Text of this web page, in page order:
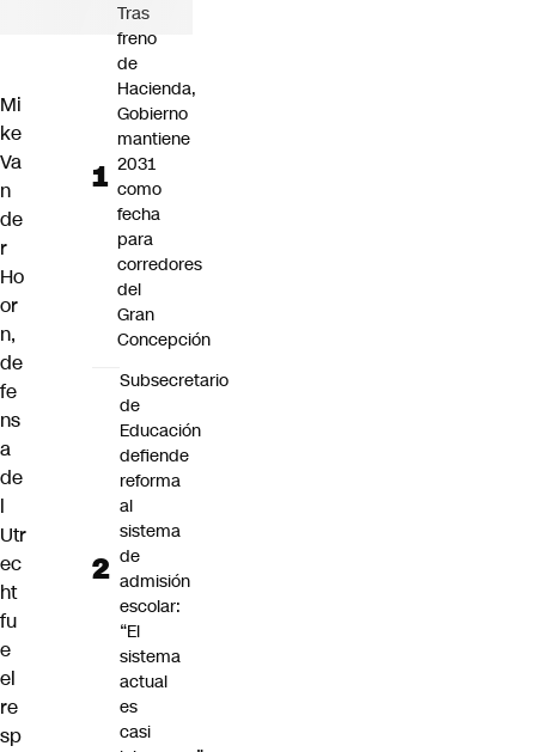
Mi
ke
Va
n
de
r
Ho
or
n,
de
fe
ns
a
de
l
Utr
ec
ht
fu
e
el
re
sp
Tras
freno
de
Hacienda,
Gobierno
mantiene
2031
como
fecha
para
corredores
del
Gran
Concepción
Subsecretario
de
Educación
defiende
reforma
al
sistema
de
admisión
escolar:
“El
sistema
actual
es
casi